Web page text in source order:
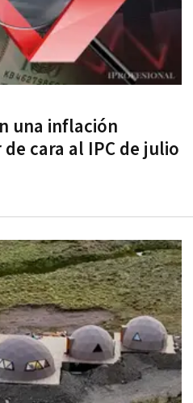
una inflación
cara al IPC de julio